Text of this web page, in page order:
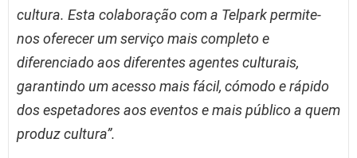
cultura. Esta colaboração com a Telpark permite-
nos oferecer um serviço mais completo e
diferenciado aos diferentes agentes culturais,
garantindo um acesso mais fácil, cómodo e rápido
dos espetadores aos eventos e mais público a quem
produz cultura”.